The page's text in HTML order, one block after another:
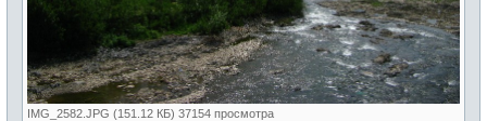
IMG_2582.JPG (151.12 КБ) 37154 просмотра